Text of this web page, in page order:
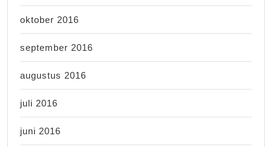
oktober 2016
september 2016
augustus 2016
juli 2016
juni 2016